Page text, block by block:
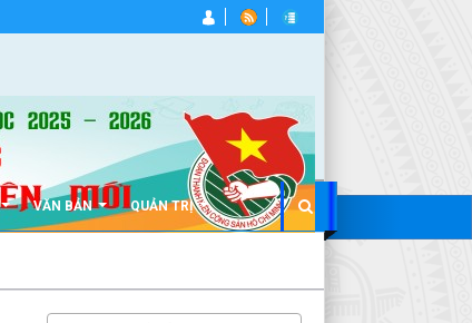
VĂN BẢN QUẢN TRỊ